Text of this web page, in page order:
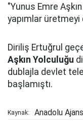
"Yunus Emre
yapımlar
Diriliş Ertuğrul
Aşkın Yolculuğu
dublajla devlet
başlamıştı.
Kaynak: Anadolu